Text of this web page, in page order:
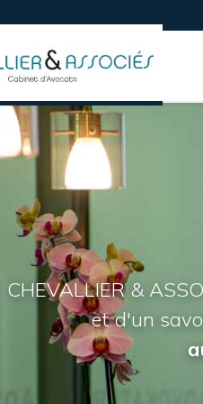
CHEVALLIER &
et d'un
CHEVALLIER &
et d'un